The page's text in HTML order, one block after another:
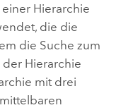
Hierarchie
die die
die Suche zum
Hierarchie
mit drei